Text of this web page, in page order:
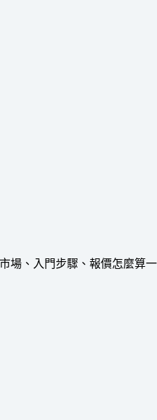
場、入門步驟、報價怎麼算一